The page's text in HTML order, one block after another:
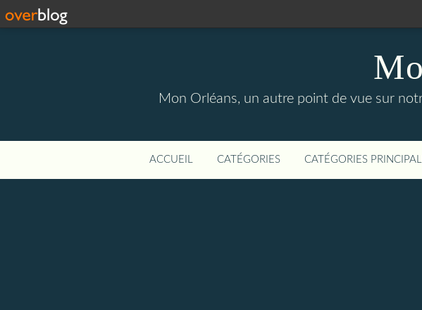
Mon Orléans, un autre point de vue sur
ACCUEIL CATÉGORIES CATÉGORIES